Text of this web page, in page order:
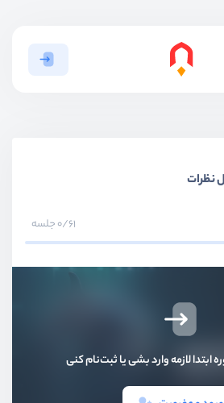
نظرات
0/61 جلسه
ابتدا لازمه وارد بشی یا ثبت‌نام کنی